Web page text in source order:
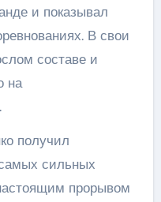
и показывал
В свои
составе и
на
получил
сильных
прорывом